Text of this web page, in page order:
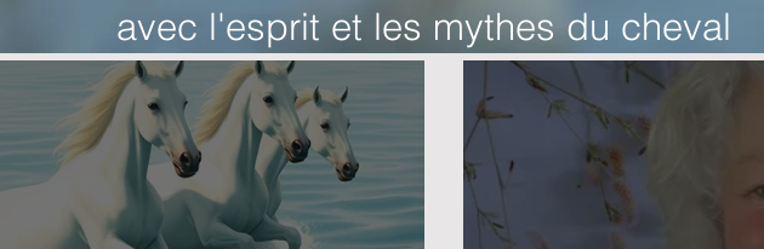
avec l'esprit et les mythes du cheval